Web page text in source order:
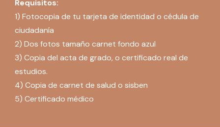
Requisitos:
1) Fotocopia de tu tarjeta de identidad o cédula de
ciudadanía
2) Dos fotos tamaño carnet fondo azul
3) Copia del acta de grado, o certificado real de
estudios.
4) Copia de carnet de salud o sisben
5) Certificado médico